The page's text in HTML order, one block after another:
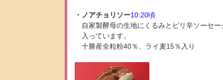
・ノアチョリソー10:20頃
自家製酵母の生地にくるみとピリ辛ソーセー
入っています。
十勝産全粒粉40％、ライ麦15％入り